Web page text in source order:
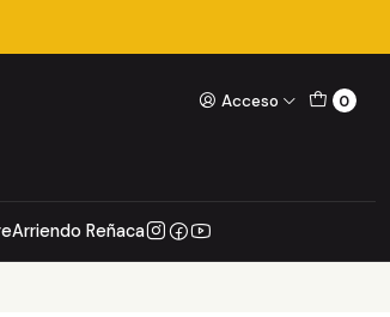
Acceso 0
Arriendo Reñaca